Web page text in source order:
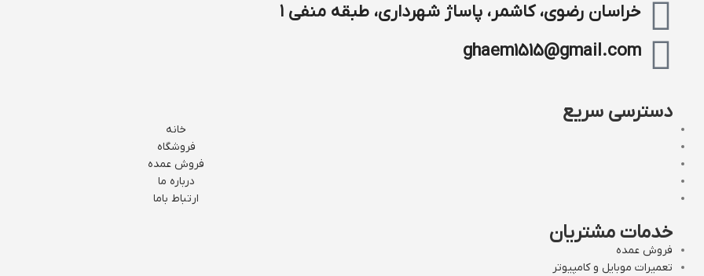
خراسان رضوی، کاشمر، پاساژ شهرداری، طبقه منفی ۱
ghaem1515@gmail.com
دسترسی سریع
خانه
فروشگاه
فروش عمده
درباره ما
ارتباط باما
خدمات مشتریان
فروش عمده
تعمیرات موبایل و کامپیوتر